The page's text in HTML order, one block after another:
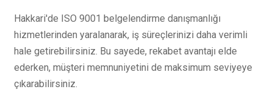
Hakkari'de ISO 9001 belgelendirme danışmanlığı
hizmetlerinden yaralanarak, iş süreçlerinizi daha verimli
hale getirebilirsiniz. Bu sayede, rekabet avantajı elde
ederken, müşteri memnuniyetini de maksimum seviyeye
çıkarabilirsiniz.